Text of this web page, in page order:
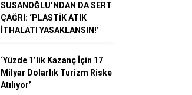
SUSANOĞLU’NDAN DA SERT
ÇAĞRI: ‘PLASTİK ATIK
İTHALATI YASAKLANSIN!’
‘Yüzde 1’lik Kazanç İçin 17
Milyar Dolarlık Turizm Riske
Atılıyor’